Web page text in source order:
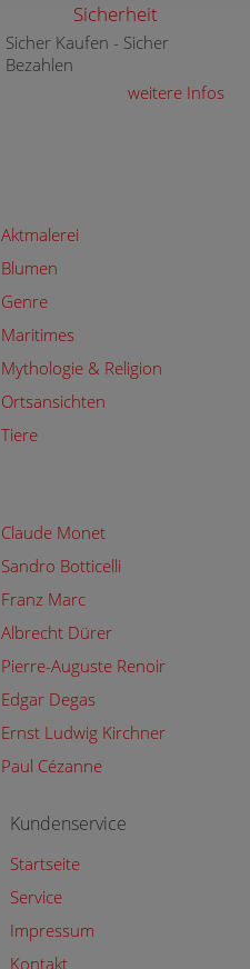
Sicherheit
Sicher Kaufen - Sicher
Bezahlen
weitere Infos
Aktmalerei
Blumen
Genre
Maritimes
Mythologie & Religion
Ortsansichten
Tiere
Claude Monet
Sandro Botticelli
Franz Marc
Albrecht Dürer
Pierre-Auguste Renoir
Edgar Degas
Ernst Ludwig Kirchner
Paul Cézanne
Kundenservice
Startseite
Service
Impressum
Kontakt